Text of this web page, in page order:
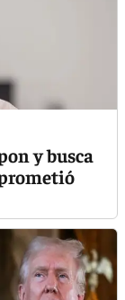
y busca